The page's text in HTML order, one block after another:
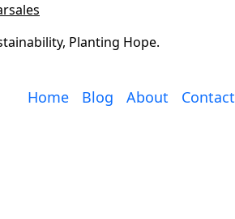
Planting Hope.
Home Blog About Contact